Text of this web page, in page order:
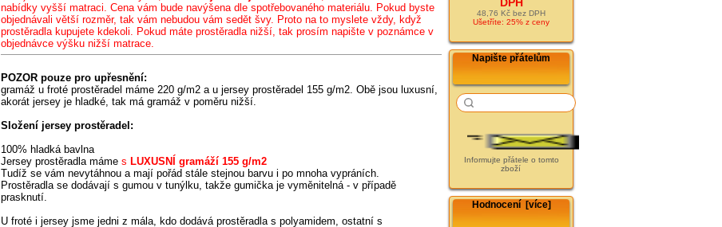
nabídky vyšší matraci. Cena vám bude navýšena dle spotřebovaného materiálu. Pokud byste
objednávali větší rozměr, tak vám nebudou vám sedět švy. Proto na to myslete vždy, když
prostěradla kupujete kdekoli. Pokud máte prostěradla nižší, tak prosím napište v poznámce v
objednávce výšku nižší matrace.
POZOR pouze pro upřesnění:
gramáž u froté prostěradel máme 220 g/m2 a u jersey prostěradel 155 g/m2. Obě jsou luxusní,
akorát jersey je hladké, tak má gramáž v poměru nižší.
Složení jersey prostěradel:
100% hladká bavlna
Jersey prostěradla máme s LUXUSNÍ gramáží 155 g/m2
Tudíž se vám nevytáhnou a mají pořád stále stejnou barvu i po mnoha vypráních.
Prostěradla se dodávají s gumou v tunýlku, takže gumička je vyměnitelná - v případě
prasknutí.
U froté i jersey jsme jedni z mála, kdo dodává prostěradla s polyamidem, ostatní s
48,76 Kč bez DPH
Ušetříte: 25% z ceny
Napište přátelům
Informujte přátele o tomto
zboží
Hodnocení [více]